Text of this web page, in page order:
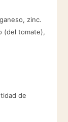
zinc.
(del tomate),
de